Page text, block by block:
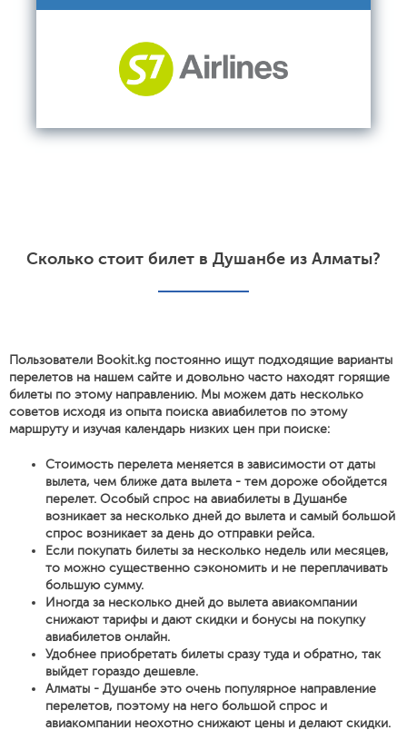
Сколько стоит билет в Душанбе из Алматы?
Пользователи Bookit.kg постоянно ищут подходящие варианты
перелетов на нашем сайте и довольно часто находят горящие
билеты по этому направлению. Мы можем дать несколько
советов исходя из опыта поиска авиабилетов по этому
маршруту и изучая календарь низких цен при поиске:
Стоимость перелета меняется в зависимости от даты
вылета, чем ближе дата вылета - тем дороже обойдется
перелет. Особый спрос на авиабилеты в Душанбе
возникает за несколько дней до вылета и самый большой
спрос возникает за день до отправки рейса.
Если покупать билеты за несколько недель или месяцев,
то можно существенно сэкономить и не переплачивать
большую сумму.
Иногда за несколько дней до вылета авиакомпании
снижают тарифы и дают скидки и бонусы на покупку
авиабилетов онлайн.
Удобнее приобретать билеты сразу туда и обратно, так
выйдет гораздо дешевле.
Алматы - Душанбе это очень популярное направление
перелетов, поэтому на него большой спрос и
авиакомпании неохотно снижают цены и делают скидки.